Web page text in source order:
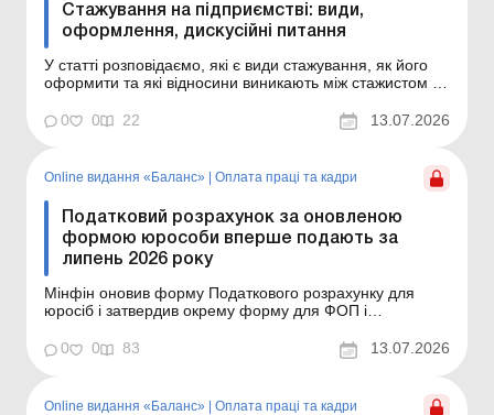
Стажування на підприємстві: види,
оформлення, дискусійні питання
У статті розповідаємо, які є види стажування, як його
оформити та які відносини виникають між стажистом і
метою набуття практичного досвіду здобувачі освіти
мають право проходити стажування на підприємствах.
0 0 22 13.07.2026
Online видання «Баланс» Оплата праці та кадри
Податковий розрахунок за оновленою
формою юрособи вперше подають за
липень 2026 року
Мінфін оновив форму Податкового розрахунку для
юросіб і затвердив окрему форму для ФОП і
але вони варті уваги. Тож проаналізуймо їх, щоб не
виникли проблеми під час складання звіту за липень
0 0 83 13.07.2026
Online видання «Баланс» | Оплата праці та кадри